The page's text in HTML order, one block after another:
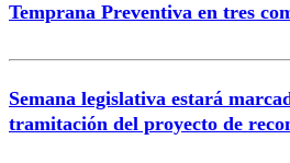
Temprana Preventiva en tres
Semana legislativa estará
tramitación del proyecto de